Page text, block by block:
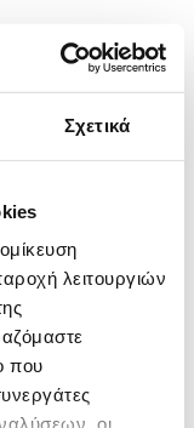
Σχετικά
λειτουργιών
που
οι
διαδικασίας
Βιομηχανικών
άλλες δύο